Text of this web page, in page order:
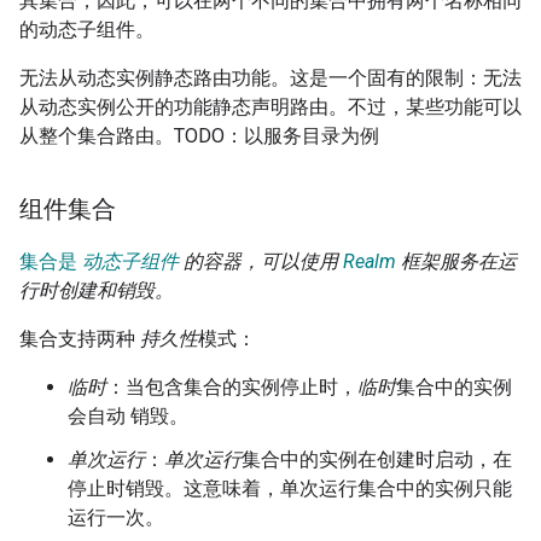
的动态子组件。
无法从动态实例静态路由功能。这是一个固有的限制：无法
从动态实例公开的功能静态声明路由。不过，某些功能可以
从整个集合路由。TODO：以服务目录为例
组件集合
集合是 动态子组件的容器，可以使用Realm 框架服务在运
行时创建和销毁。
集合支持两种 持久性模式：
临时：当包含集合的实例停止时， 临时集合中的实例
会自动 销毁。
单次运行： 单次运行集合中的实例在创建时启动，在
停止时销毁。这意味着，单次运行集合中的实例只能
运行一次。